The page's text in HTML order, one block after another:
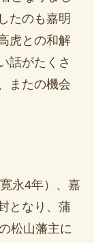
たのも嘉明
虎との和解
話がたくさ
またの機会
永4年）、嘉
となり、蒲
松山藩主に